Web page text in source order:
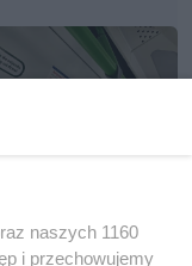
naszych 1160
i przechowujemy